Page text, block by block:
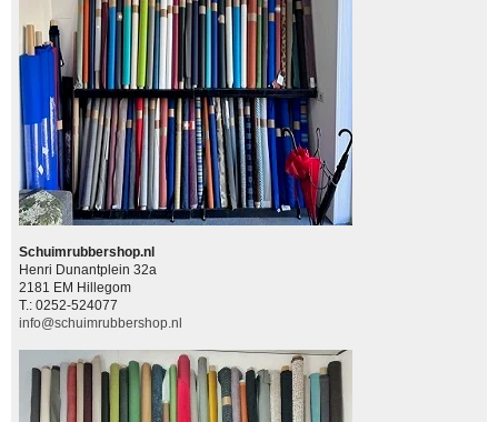
Schuimrubbershop.nl
Henri Dunantplein 32a
2181 EM Hillegom
T.: 0252-524077
info@schuimrubbershop.nl